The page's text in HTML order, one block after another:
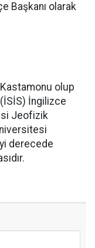
Başkanı olarak
olup
İngilizce
Jeofizik
derecede